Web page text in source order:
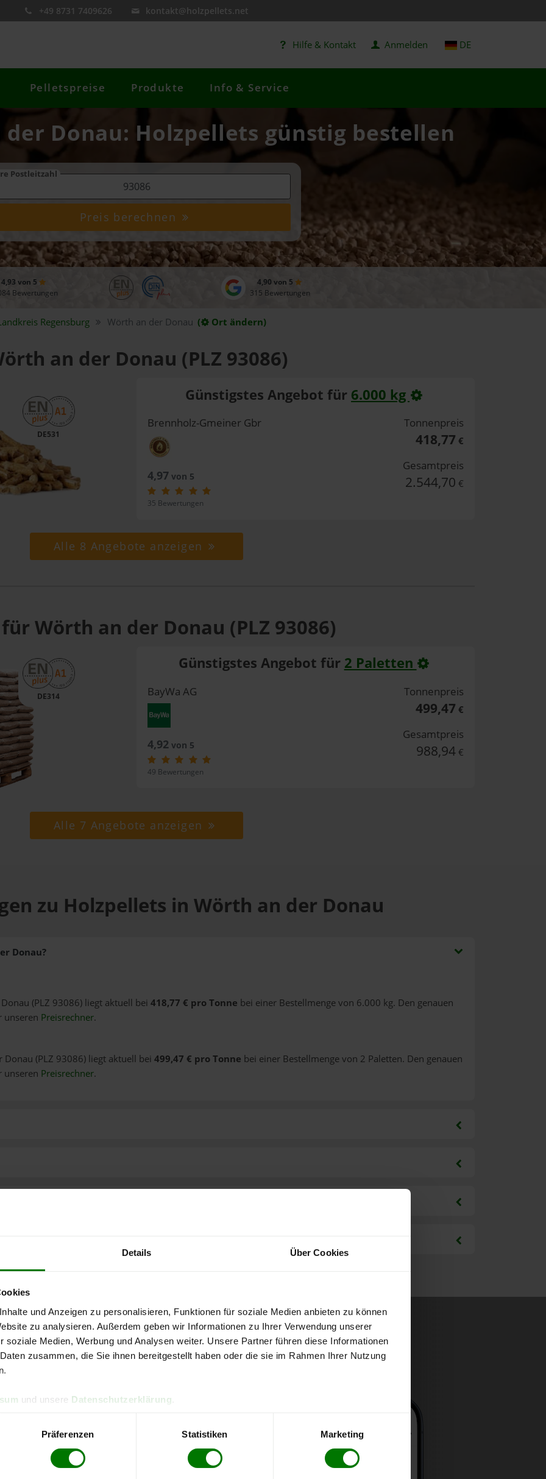
Details Über Cookies
und Anzeigen zu personalisieren, Funktionen für soziale Medien anbieten zu können
zu analysieren. Außerdem geben wir Informationen zu Ihrer Verwendung unserer
soziale Medien, Werbung und Analysen weiter. Unsere Partner führen diese Informationen
zusammen, die Sie ihnen bereitgestellt haben oder die sie im Rahmen Ihrer Nutzung
und unsere Datenschutzerklärung
Präferenzen Statistiken Marketing
+49 8731 7409626 kontakt@holzpellets.net
Hilfe & Kontakt Anmelden DE
Pelletspreise Produkte Info & Service
Donau: Holzpellets günstig bestellen
Postleitzahl
Preis berechnen
4,93 von 5
Bewertungen
4,90 von 5
315 Bewertungen
Regensburg Wörth an der Donau ( Ort ändern)
an der Donau (PLZ 93086)
DE531
Günstigstes Angebot für 6.000 kg
Brennholz-Gmeiner Gbr
4,97von 5
35 Bewertungen
Tonnenpreis
418,77 €
Gesamtpreis
2.544,70 €
Alle 8 Angebote anzeigen
Wörth an der Donau (PLZ 93086)
DE314
Günstigstes Angebot für 2 Paletten
BayWa AG
4,92von 5
49 Bewertungen
Tonnenpreis
499,47 €
Gesamtpreis
988,94 €
Alle 7 Angebote anzeigen
zu Holzpellets in Wörth an der Donau
Donau?
(PLZ 93086) liegt aktuell bei 418,77 € pro Tonne bei einer Bestellmenge von 6.000 kg. Den genauen
unseren Preisrechner.
(PLZ 93086) liegt aktuell bei 499,47 € pro Tonne bei einer Bestellmenge von 2 Paletten. Den genauen
unseren Preisrechner.
kostenlose
direkt online bestellen
aktuellen Stand